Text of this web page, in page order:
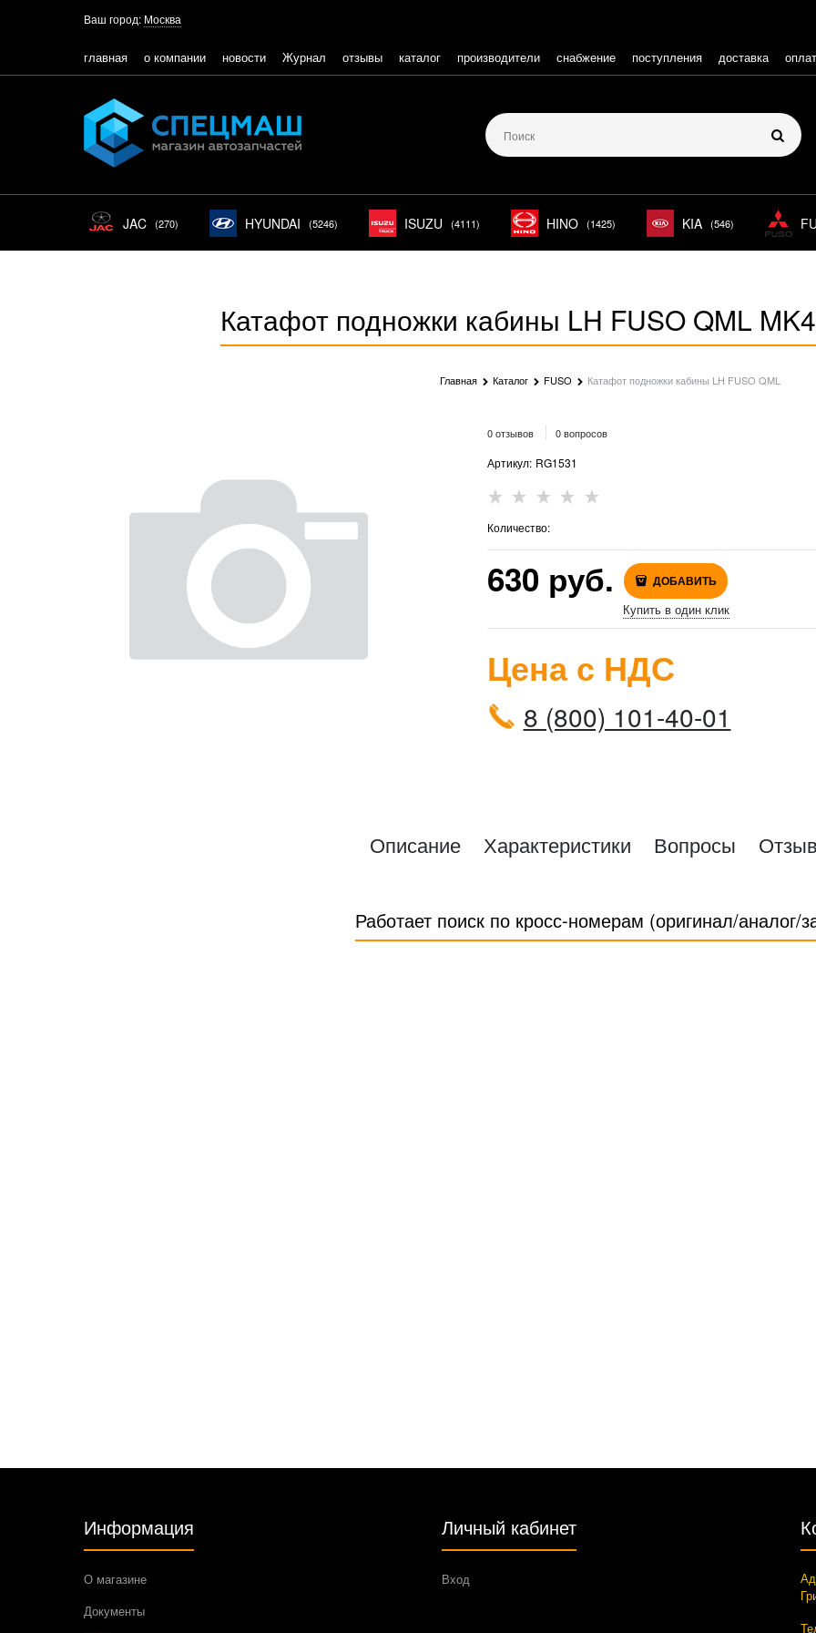
Ваш город: Москва
главная о компании новости Журнал отзывы каталог производители снабжение поступления доставка
JAC (270) HYUNDAI (5246) ISUZU (4111) HINO (1425) KIA (546)
Катафот подножки кабины LH FUSO QML
Главная Каталог FUSO Катафот подножки кабины LH FUSO QML
0 отзывов 0 вопросов
Артикул: RG1531
Количество:
630 руб. ДОБАВИТЬ
Купить в один клик
Цена с НДС
8 (800) 101-40-01
Описание Характеристики Вопросы
Работает поиск по кросс-номерам (оригинал/аналог/
Информация
О магазине
Документы
Личный кабинет
Вход